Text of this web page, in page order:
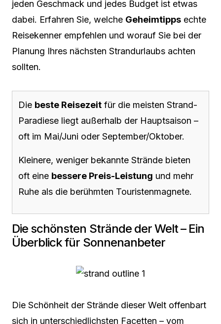
jeden Geschmack und jedes Budget ist etwas
dabei. Erfahren Sie, welche Geheimtipps echte
Reisekenner empfehlen und worauf Sie bei der
Planung Ihres nächsten Strandurlaubs achten
sollten.
Die beste Reisezeit für die meisten Strand-
Paradiese liegt außerhalb der Hauptsaison –
oft im Mai/Juni oder September/Oktober.
Kleinere, weniger bekannte Strände bieten
oft eine bessere Preis-Leistung und mehr
Ruhe als die berühmten Touristenmagnete.
Die schönsten Strände der Welt – Ein
Überblick für Sonnenanbeter
Die Schönheit der Strände dieser Welt offenbart
sich in unterschiedlichsten Facetten – vom